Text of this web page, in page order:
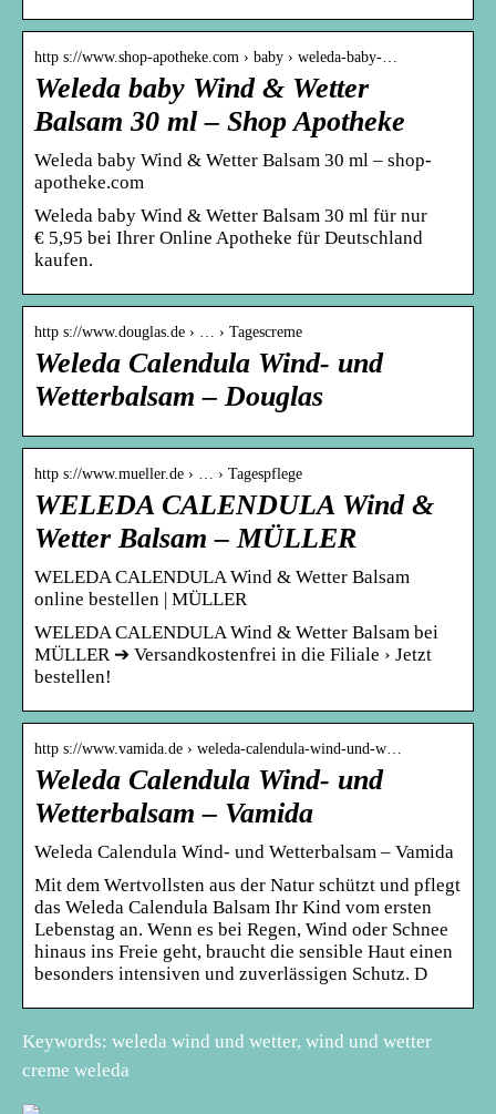
http s://www.shop-apotheke.com › baby › weleda-baby-…
Weleda baby Wind & Wetter
Balsam 30 ml – Shop Apotheke
Weleda baby Wind & Wetter Balsam 30 ml – shop-
apotheke.com
Weleda baby Wind & Wetter Balsam 30 ml für nur
€ 5,95 bei Ihrer Online Apotheke für Deutschland
kaufen.
http s://www.douglas.de › … › Tagescreme
Weleda Calendula Wind- und
Wetterbalsam – Douglas
http s://www.mueller.de › … › Tagespflege
WELEDA CALENDULA Wind &
Wetter Balsam – MÜLLER
WELEDA CALENDULA Wind & Wetter Balsam
online bestellen | MÜLLER
WELEDA CALENDULA Wind & Wetter Balsam bei
MÜLLER ➔ Versandkostenfrei in die Filiale › Jetzt
bestellen!
http s://www.vamida.de › weleda-calendula-wind-und-w…
Weleda Calendula Wind- und
Wetterbalsam – Vamida
Weleda Calendula Wind- und Wetterbalsam – Vamida
Mit dem Wertvollsten aus der Natur schützt und pflegt
das Weleda Calendula Balsam Ihr Kind vom ersten
Lebenstag an. Wenn es bei Regen, Wind oder Schnee
hinaus ins Freie geht, braucht die sensible Haut einen
besonders intensiven und zuverlässigen Schutz. D
Keywords: weleda wind und wetter, wind und wetter
creme weleda